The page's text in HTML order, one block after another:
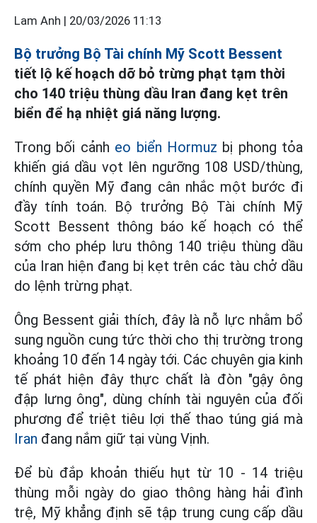
Lam Anh | 20/03/2026 11:13
Bộ trưởng Bộ Tài chính Mỹ Scott Bessent
tiết lộ kế hoạch dỡ bỏ trừng phạt tạm thời
cho 140 triệu thùng dầu Iran đang kẹt trên
biển để hạ nhiệt giá năng lượng.
Trong bối cảnh eo biển Hormuz bị phong tỏa
khiến giá dầu vọt lên ngưỡng 108 USD/thùng,
chính quyền Mỹ đang cân nhắc một bước đi
đầy tính toán. Bộ trưởng Bộ Tài chính Mỹ
Scott Bessent thông báo kế hoạch có thể
sớm cho phép lưu thông 140 triệu thùng dầu
của Iran hiện đang bị kẹt trên các tàu chở dầu
do lệnh trừng phạt.
Ông Bessent giải thích, đây là nỗ lực nhằm bổ
sung nguồn cung tức thời cho thị trường trong
khoảng 10 đến 14 ngày tới. Các chuyên gia kinh
tế phát hiện đây thực chất là đòn "gậy ông
đập lưng ông", dùng chính tài nguyên của đối
phương để triệt tiêu lợi thế thao túng giá mà
Iran đang nắm giữ tại vùng Vịnh.
Để bù đắp khoản thiếu hụt từ 10 - 14 triệu
thùng mỗi ngày do giao thông hàng hải đình
trệ, Mỹ khẳng định sẽ tập trung cung cấp dầu